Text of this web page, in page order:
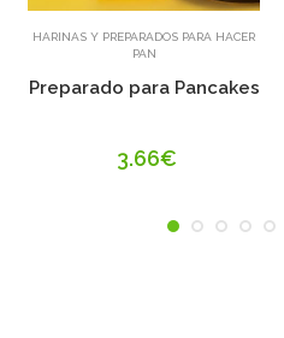
Añadir
HARINAS Y PREPARADOS PARA HACER
PAN
Preparado para Pancakes
3.66€